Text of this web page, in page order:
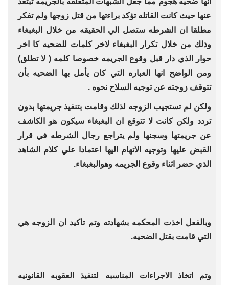
عنها حيث كانت القاتله تؤكد براءتها من قتل زوجها ولم تفكر
مطلقا ان الشرطه ستصل الي الحقيقه من خلال البغبغاء
وذلك من خلال تكرار البغبغاء لاخر كلمات للضحيه كا اخر
حوار الذي دار قبل وقوع الجريمه خصوصا كلمه ( لا تطلق)
ومن الواضح انها العباره التي كان يأمل بها الضحيه بأن
تتوقف زوجته عن توجيه السلاح نحوه .
ولكن لم تستجيب الزوجه لذلك وقامت بتنفيذ جريمتها بدون
تردد ولكن كانت لا تتوقع ان البغبغاء سيكون هو الكاشف
عن جريمتها وسجنها ولم يتراجع رجال الشرطه في قرار
القبض عليها وتوجيه الاتهام اليها اعتمادا علي كلام الشاهد
الذي حضر اثناء وقوع الجريمه وهوالبغبغاء.
وبالفعل اخذت المحكمه بشهادته وتم تاكيد ان الزوجه هي
التي قامت بقتل الضحيه.
وتم اتخاذ الاجراءات المناسبه لتنفيذ العقوبه القانونيه